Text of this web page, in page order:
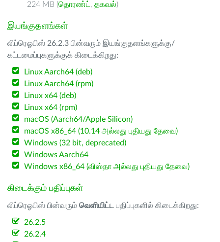
224 MB (தொரண்ட் , தகவல்)
இயங்குதளங்கள்
லிப்ரெஓபிஸ் 26.2.3 பின்வரும் இயங்குதளங்களுக்கு/
கட்டமைப்புகளுக்குக் கிடைக்கிறது:
Linux Aarch64 (deb)
Linux Aarch64 (rpm)
Linux x64 (deb)
Linux x64 (rpm)
macOS (Aarch64/Apple Silicon)
macOS x86_64 (10.14 அல்லது புதியது தேவை)
Windows (32 bit, deprecated)
Windows Aarch64
Windows x86_64 (விஸ்தா அல்லது புதியது தேவை)
கிடைக்கும் பதிப்புகள்
லிப்ரெஓபிஸ் பின்வரும் வெளியிட்ட பதிப்புகளில் கிடைக்கிறது:
26.2.5
26.2.4